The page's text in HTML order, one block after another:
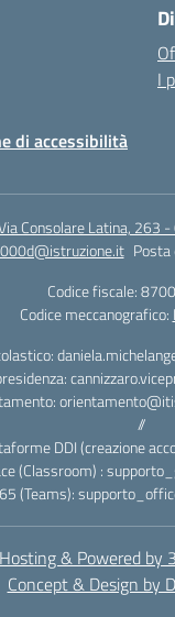
I
di accessibilità
Consolare Latina, 263
Posta
Codice fiscale:
Codice meccanografico:
//
DDI (creazione
(Classroom) :
(Teams):
Hosting & Powered by
Concept & Design by